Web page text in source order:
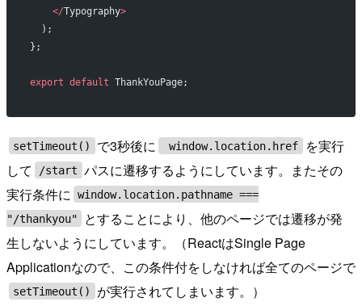
    </
Typography>
  );
};
export default ThankYouPage;
setTimeout() で3秒後に window.location.href
を実行
して
/start パスに遷移するようにしています。またその
実行条件に
window.location.pathname ===
"/thankyou"
とすることにより、他のページでは遷移が発
生しないようにしています。（ReactはSingle Page
Applicationなので、この条件付をしなければ全てのページで
setTimeout() が実行されてしまいます。）